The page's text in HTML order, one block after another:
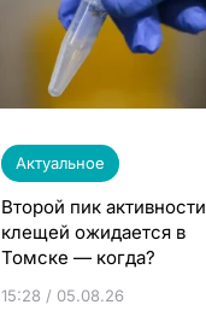
Актуальное
Второй пик активности
клещей ожидается в
Томске — когда?
15:28 / 05.08.26